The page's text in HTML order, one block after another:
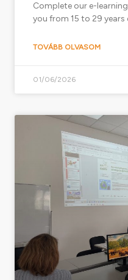
Complete our e-
you from 15 to 29
TOVÁBB OLVASOM
01/06/2026